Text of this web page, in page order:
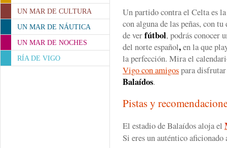
UN MAR DE CULTURA
UN MAR DE NÁUTICA
UN MAR DE NOCHES
RÍA DE VIGO
Un partido contra el Celta es
con alguna de las peñas, con
de verfútbol, podrás conocer
del norte español,en la que
la perfección. Mira el
Vigo con amigospara
Balaídos.
Pistas y
El estadio de Balaídos aloja el
Si eres un auténtico